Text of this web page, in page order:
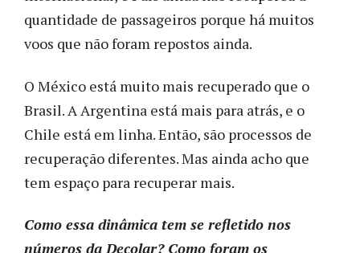
quantidade de passageiros porque há muitos
voos que não foram repostos ainda.
O México está muito mais recuperado que o
Brasil. A Argentina está mais para atrás, e o
Chile está em linha. Então, são processos de
recuperação diferentes. Mas ainda acho que
tem espaço para recuperar mais.
Como essa dinâmica tem se refletido nos
números da Decolar? Como foram os